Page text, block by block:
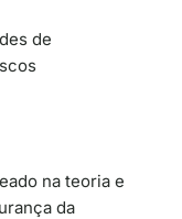
de
na teoria e
da